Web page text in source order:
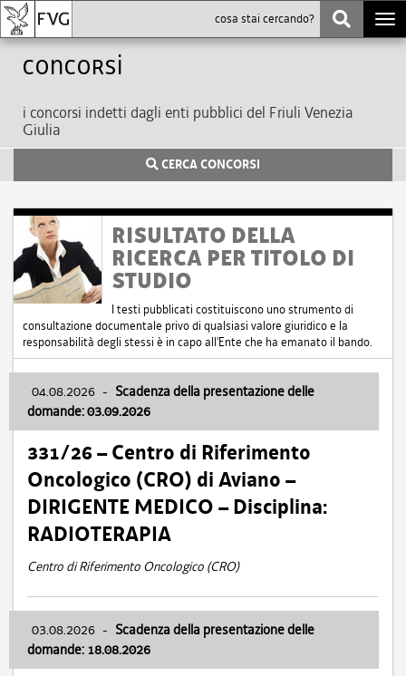
Concorsi
i concorsi indetti dagli enti pubblici del Friuli Venezia
Giulia
CERCA CONCORSI
RISULTATO DELLA
RICERCA PER TITOLO DI
STUDIO
I testi pubblicati costituiscono uno strumento di
consultazione documentale privo di qualsiasi valore giuridico e la
responsabilità degli stessi è in capo all'Ente che ha emanato il bando.
04.08.2026 - Scadenza della presentazione delle
domande: 03.09.2026
331/26 – Centro di Riferimento
Oncologico (CRO) di Aviano –
DIRIGENTE MEDICO – Disciplina:
RADIOTERAPIA
Centro di Riferimento Oncologico (CRO)
03.08.2026 - Scadenza della presentazione delle
domande: 18.08.2026